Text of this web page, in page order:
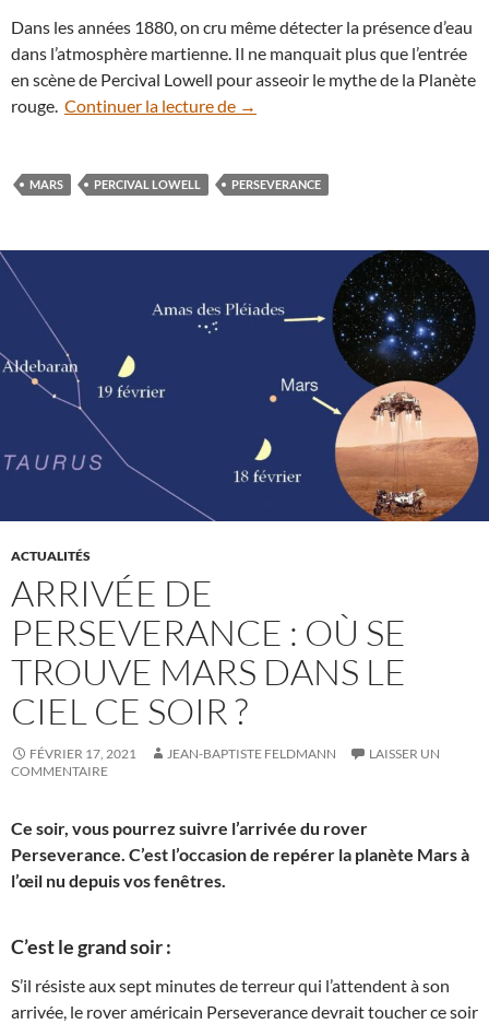
Dans les années 1880, on cru même détecter la présence d’eau
dans l’atmosphère martienne. Il ne manquait plus que l’entrée
en scène de Percival Lowell pour asseoir le mythe de la Planète
rouge. Continuer la lecture de De Lowell à Perseverance, la
→
MARS PERCIVAL LOWELL PERSEVERANCE
ACTUALITÉS
ARRIVÉE DE
PERSEVERANCE : OÙ SE
TROUVE MARS DANS LE
CIEL CE SOIR ?
FÉVRIER 17, 2021 JEAN-BAPTISTE FELDMANN
LAISSER UN
COMMENTAIRE
Ce soir, vous pourrez suivre l’arrivée du rover
Perseverance. C’est l’occasion de repérer la planète Mars à
l’œil nu depuis vos fenêtres.
C’est le grand soir :
S’il résiste aux sept minutes de terreur qui l’attendent à son
arrivée, le rover américain Perseverance devrait toucher ce soir